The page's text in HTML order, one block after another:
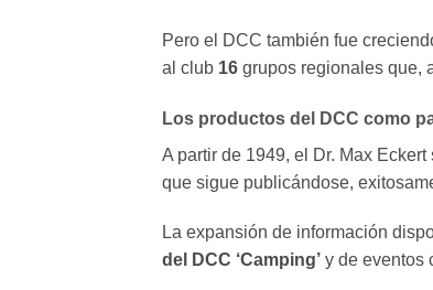
Pero el DCC también fue
al club 16 grupos regionales que,
Los productos del DCC como
A partir de 1949, el Dr. Max
que sigue publicándose,
La expansión de información
del DCC ‘Camping’ y de eventos